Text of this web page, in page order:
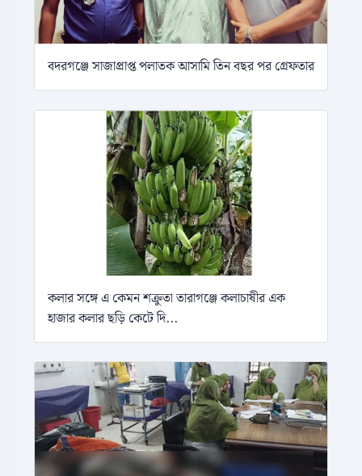
বদরগঞ্জে সাজাপ্রাপ্ত পলাতক আসামি তিন বছর পর গ্রেফতার
কলার সঙ্গে এ কেমন শক্রুতা তারাগঞ্জে কলাচাষীর এক
হাজার কলার ছড়ি কেটে দি...